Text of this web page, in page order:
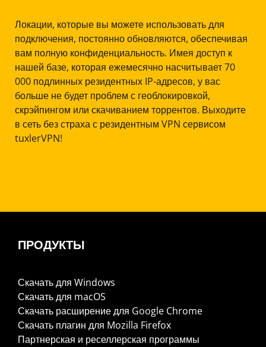
Локации, которые вы можете использовать для
подключения, постоянно обновляются, обеспечивая
вам полную конфиденциальность. Имея доступ к
нашей базе, которая ежемесячно насчитывает 70
000 подлинных резидентных IP-адресов, у вас
больше не будет проблем с геоблокировкой,
скрэйпингом или скачиванием торрентов. Выходите
в сеть без страха с резидентным VPN сервисом
tuxlerVPN!
ПРОДУКТЫ
Скачать для Windows
Скачать для macOS
Скачать расширение для Google Chrome
Скачать плагин для Mozilla Firefox
Партнерская и реселлерская программы